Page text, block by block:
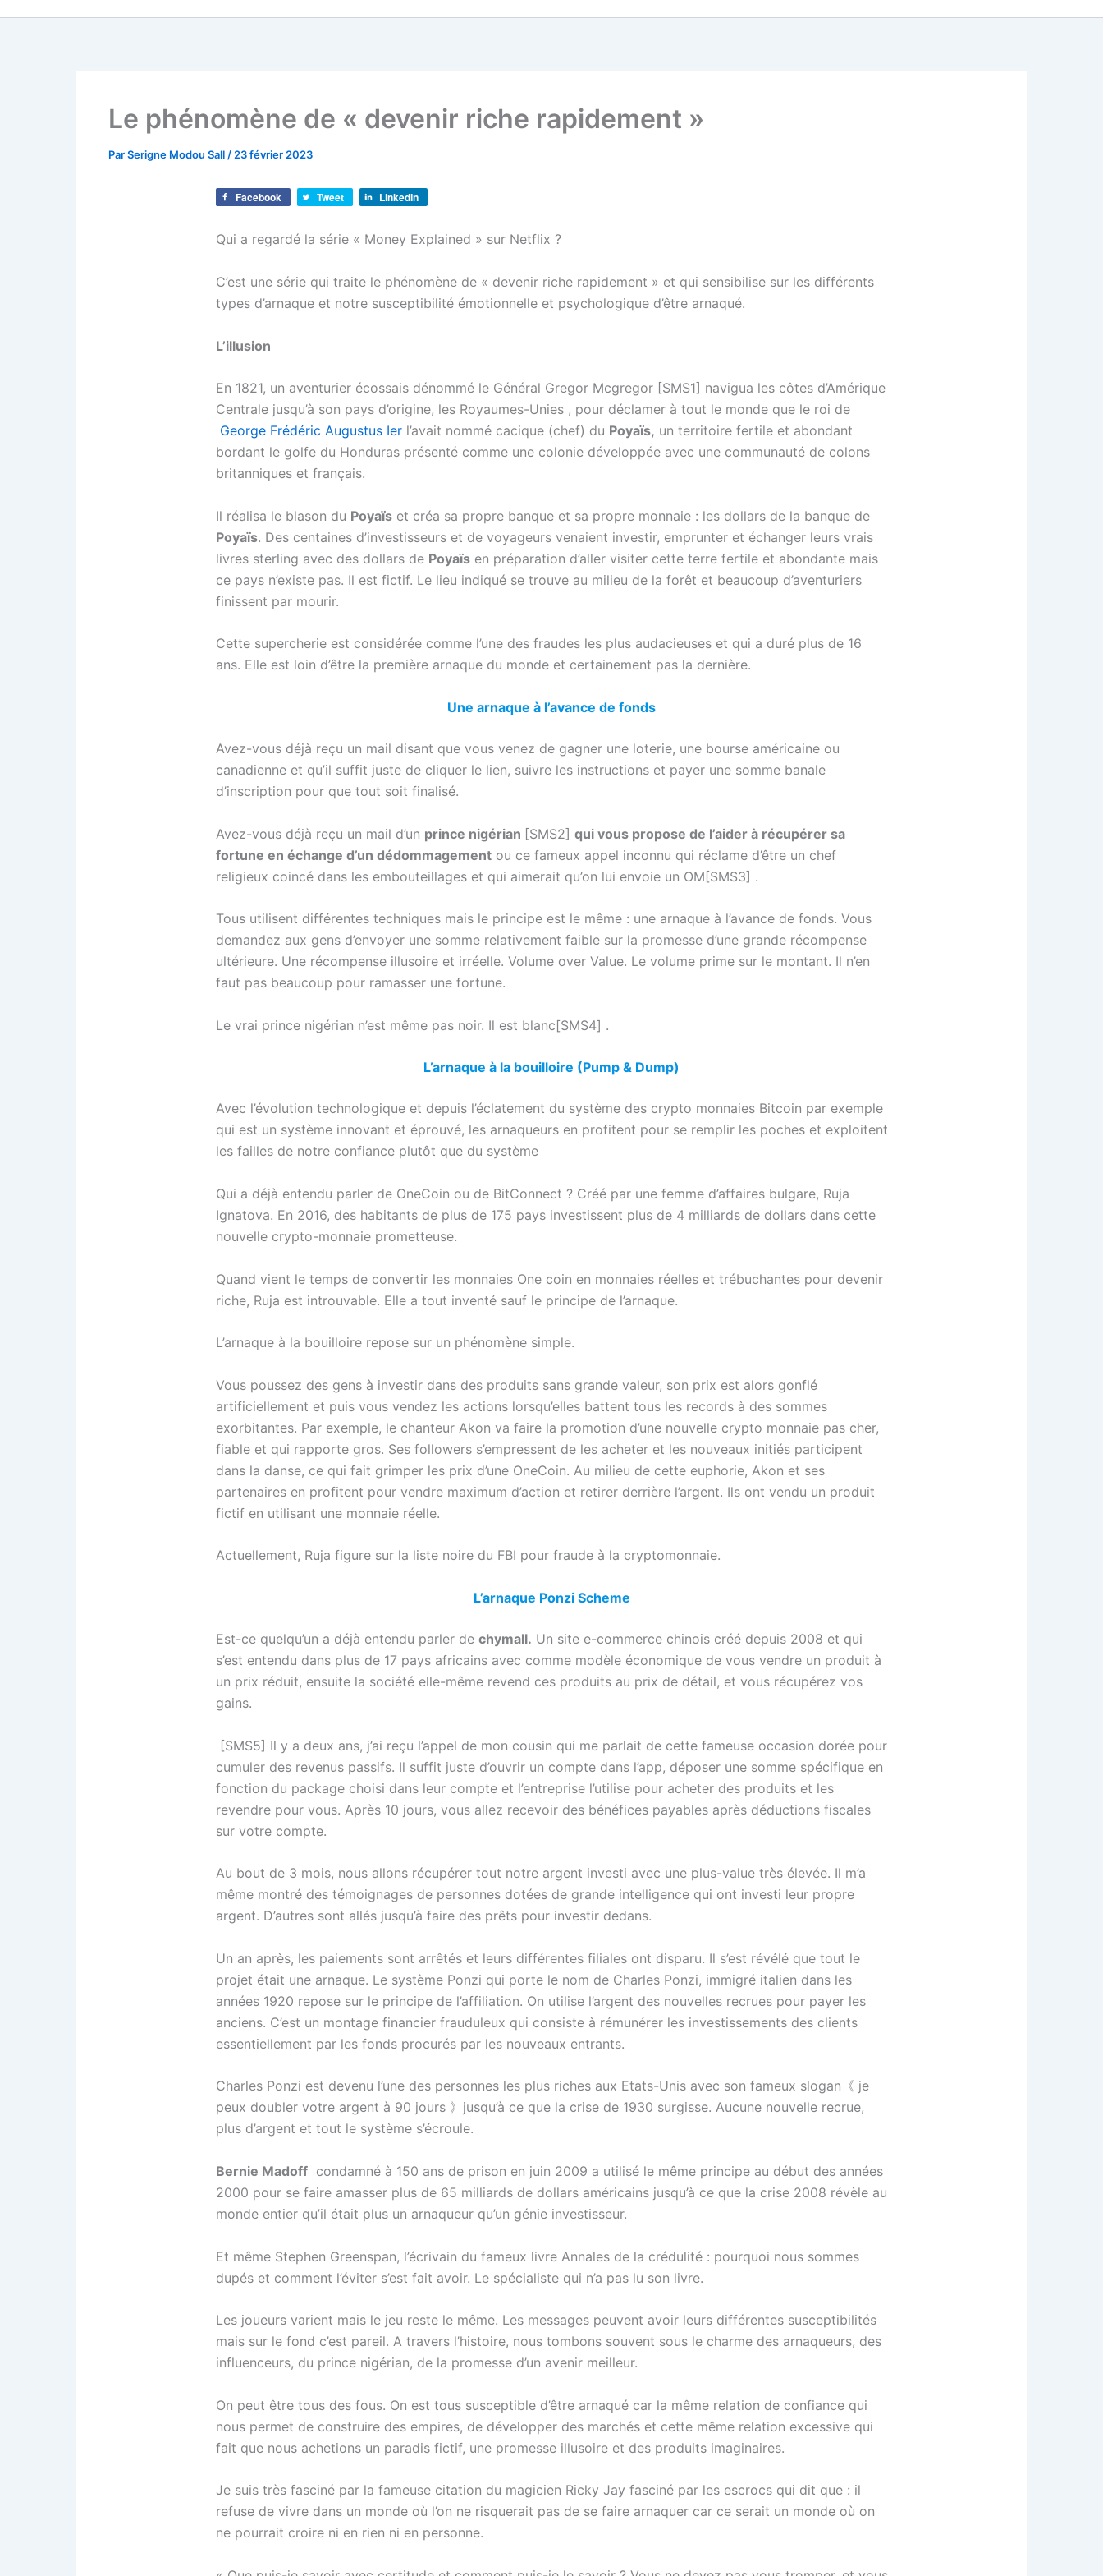
Le phénomène de « devenir riche rapidement »
ParSerigne Modou Sall/23 février 2023
Facebook Tweet LinkedIn
Qui a regardé la série « Money Explained » sur Netflix ?
C’est une série qui traite le phénomène de « devenir riche rapidement » et qui sensibilise sur les différents
types d’arnaque et notre susceptibilité émotionnelle et psychologique d’être arnaqué.
L’illusion
En 1821, un aventurier écossais dénommé le Général Gregor Mcgregor [SMS1] navigua les côtes d’Amérique
Centrale jusqu’à son pays d’origine, les Royaumes-Unies , pour déclamer à tout le monde que le roi de
George Frédéric Augustus Ierl’avait nommé cacique (chef) du Poyaïs, un territoire fertile et abondant
bordant le golfe du Honduras présenté comme une colonie développée avec une communauté de colons
britanniques et français.
Il réalisa le blason du Poyaïset créa sa propre banque et sa propre monnaie : les dollars de la banque de
Poyaïs. Des centaines d’investisseurs et de voyageurs venaient investir, emprunter et échanger leurs vrais
livres sterling avec des dollars de Poyaïsen préparation d’aller visiter cette terre fertile et abondante mais
ce pays n’existe pas. Il est fictif. Le lieu indiqué se trouve au milieu de la forêt et beaucoup d’aventuriers
finissent par mourir.
Cette supercherie est considérée comme l’une des fraudes les plus audacieuses et qui a duré plus de 16
ans. Elle est loin d’être la première arnaque du monde et certainement pas la dernière.
Une arnaque à l’avance de fonds
Avez-vous déjà reçu un mail disant que vous venez de gagner une loterie, une bourse américaine ou
canadienne et qu’il suffit juste de cliquer le lien, suivre les instructions et payer une somme banale
d’inscription pour que tout soit finalisé.
Avez-vous déjà reçu un mail d’un prince nigérian [SMS2] qui vous propose de l’aider à récupérer sa
fortune en échange d’un dédommagementou ce fameux appel inconnu qui réclame d’être un chef
religieux coincé dans les embouteillages et qui aimerait qu’on lui envoie un OM[SMS3] .
Tous utilisent différentes techniques mais le principe est le même : une arnaque à l’avance de fonds. Vous
demandez aux gens d’envoyer une somme relativement faible sur la promesse d’une grande récompense
ultérieure. Une récompense illusoire et irréelle. Volume over Value. Le volume prime sur le montant. Il n’en
faut pas beaucoup pour ramasser une fortune.
Le vrai prince nigérian n’est même pas noir. Il est blanc[SMS4] .
L’arnaque à la bouilloire (Pump & Dump)
Avec l’évolution technologique et depuis l’éclatement du système des crypto monnaies Bitcoin par exemple
qui est un système innovant et éprouvé, les arnaqueurs en profitent pour se remplir les poches et exploitent
les failles de notre confiance plutôt que du système
Qui a déjà entendu parler de OneCoin ou de BitConnect ? Créé par une femme d’affaires bulgare, Ruja
Ignatova. En 2016, des habitants de plus de 175 pays investissent plus de 4 milliards de dollars dans cette
nouvelle crypto-monnaie prometteuse.
Quand vient le temps de convertir les monnaies One coin en monnaies réelles et trébuchantes pour devenir
riche, Ruja est introuvable. Elle a tout inventé sauf le principe de l’arnaque.
L’arnaque à la bouilloire repose sur un phénomène simple.
Vous poussez des gens à investir dans des produits sans grande valeur, son prix est alors gonflé
artificiellement et puis vous vendez les actions lorsqu’elles battent tous les records à des sommes
exorbitantes. Par exemple, le chanteur Akon va faire la promotion d’une nouvelle crypto monnaie pas cher,
fiable et qui rapporte gros. Ses followers s’empressent de les acheter et les nouveaux initiés participent
dans la danse, ce qui fait grimper les prix d’une OneCoin. Au milieu de cette euphorie, Akon et ses
partenaires en profitent pour vendre maximum d’action et retirer derrière l’argent. Ils ont vendu un produit
fictif en utilisant une monnaie réelle.
Actuellement, Ruja figure sur la liste noire du FBI pour fraude à la cryptomonnaie.
L’arnaque Ponzi Scheme
Est-ce quelqu’un a déjà entendu parler de chymall. Un site e-commerce chinois créé depuis 2008 et qui
s’est entendu dans plus de 17 pays africains avec comme modèle économique de vous vendre un produit à
un prix réduit, ensuite la société elle-même revend ces produits au prix de détail, et vous récupérez vos
gains.
[SMS5] Il y a deux ans, j’ai reçu l’appel de mon cousin qui me parlait de cette fameuse occasion dorée pour
cumuler des revenus passifs. Il suffit juste d’ouvrir un compte dans l’app, déposer une somme spécifique en
fonction du package choisi dans leur compte et l’entreprise l’utilise pour acheter des produits et les
revendre pour vous. Après 10 jours, vous allez recevoir des bénéfices payables après déductions fiscales
sur votre compte.
Au bout de 3 mois, nous allons récupérer tout notre argent investi avec une plus-value très élevée. Il m’a
même montré des témoignages de personnes dotées de grande intelligence qui ont investi leur propre
argent. D’autres sont allés jusqu’à faire des prêts pour investir dedans.
Un an après, les paiements sont arrêtés et leurs différentes filiales ont disparu. Il s’est révélé que tout le
projet était une arnaque. Le système Ponzi qui porte le nom de Charles Ponzi, immigré italien dans les
années 1920 repose sur le principe de l’affiliation. On utilise l’argent des nouvelles recrues pour payer les
anciens. C’est un montage financier frauduleux qui consiste à rémunérer les investissements des clients
essentiellement par les fonds procurés par les nouveaux entrants.
Charles Ponzi est devenu l’une des personnes les plus riches aux Etats-Unis avec son fameux slogan《 je
peux doubler votre argent à 90 jours 》jusqu’à ce que la crise de 1930 surgisse. Aucune nouvelle recrue,
plus d’argent et tout le système s’écroule.
Bernie Madoffcondamné à 150 ans de prison en juin 2009 a utilisé le même principe au début des années
2000 pour se faire amasser plus de 65 milliards de dollars américains jusqu’à ce que la crise 2008 révèle au
monde entier qu’il était plus un arnaqueur qu’un génie investisseur.
Et même Stephen Greenspan, l’écrivain du fameux livre Annales de la crédulité : pourquoi nous sommes
dupés et comment l’éviter s’est fait avoir. Le spécialiste qui n’a pas lu son livre.
Les joueurs varient mais le jeu reste le même. Les messages peuvent avoir leurs différentes susceptibilités
mais sur le fond c’est pareil. A travers l’histoire, nous tombons souvent sous le charme des arnaqueurs, des
influenceurs, du prince nigérian, de la promesse d’un avenir meilleur.
On peut être tous des fous. On est tous susceptible d’être arnaqué car la même relation de confiance qui
nous permet de construire des empires, de développer des marchés et cette même relation excessive qui
fait que nous achetions un paradis fictif, une promesse illusoire et des produits imaginaires.
Je suis très fasciné par la fameuse citation du magicien Ricky Jay fasciné par les escrocs qui dit que : il
refuse de vivre dans un monde où l’on ne risquerait pas de se faire arnaquer car ce serait un monde où on
ne pourrait croire ni en rien ni en personne.